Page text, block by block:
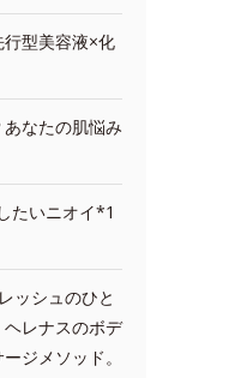
行型美容液×化
なたの肌悩み
たいニオイ*1
ッシュのひと
レナスのボデ
ジメソッド。